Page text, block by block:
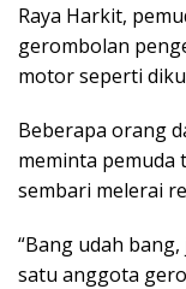
Raya Harkit,
gerombolan
motor seperti
Beberapa orang
meminta pemuda
sembari melerai
“Bang udah
satu anggota